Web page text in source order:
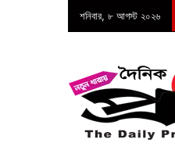
শনিবার, ৮ আগস্ট ২০২৬